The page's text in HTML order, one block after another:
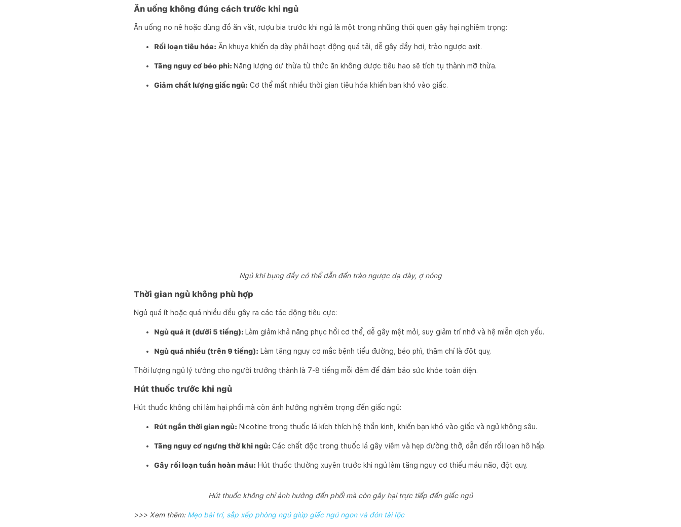
Ăn uống không đúng cách trước khi ngủ
Ăn uống no nê hoặc dùng đồ ăn vặt, rượu bia trước khi ngủ là một trong những thói quen gây hại nghiêm trọng:
Rối loạn tiêu hóa: Ăn khuya khiến dạ dày phải hoạt động quá tải, dễ gây đầy hơi, trào ngược axit.
Tăng nguy cơ béo phì: Năng lượng dư thừa từ thức ăn không được tiêu hao sẽ tích tụ thành mỡ thừa.
Giảm chất lượng giấc ngủ: Cơ thể mất nhiều thời gian tiêu hóa khiến bạn khó vào giấc.
Ngủ khi bụng đầy có thể dẫn đến trào ngược dạ dày, ợ nóng
Thời gian ngủ không phù hợp
Ngủ quá ít hoặc quá nhiều đều gây ra các tác động tiêu cực:
Ngủ quá ít (dưới 5 tiếng): Làm giảm khả năng phục hồi cơ thể, dễ gây mệt mỏi, suy giảm trí nhớ và hệ miễn dịch yếu.
Ngủ quá nhiều (trên 9 tiếng): Làm tăng nguy cơ mắc bệnh tiểu đường, béo phì, thậm chí là đột quỵ.
Thời lượng ngủ lý tưởng cho người trưởng thành là 7-8 tiếng mỗi đêm để đảm bảo sức khỏe toàn diện.
Hút thuốc trước khi ngủ
Hút thuốc không chỉ làm hại phổi mà còn ảnh hưởng nghiêm trọng đến giấc ngủ:
Rút ngắn thời gian ngủ: Nicotine trong thuốc lá kích thích hệ thần kinh, khiến bạn khó vào giấc và ngủ không sâu.
Tăng nguy cơ ngưng thở khi ngủ: Các chất độc trong thuốc lá gây viêm và hẹp đường thở, dẫn đến rối loạn hô hấp.
Gây rối loạn tuần hoàn máu: Hút thuốc thường xuyên trước khi ngủ làm tăng nguy cơ thiếu máu não, đột quỵ.
Hút thuốc không chỉ ảnh hưởng đến phổi mà còn gây hại trực tiếp đến giấc ngủ
>>> Xem thêm: Mẹo bài trí, sắp xếp phòng ngủ giúp giấc ngủ ngon và đón tài lộc